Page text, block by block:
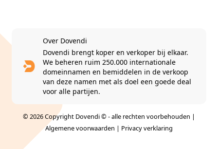
Over Dovendi
Dovendi brengt koper en verkoper bij elkaar.
We beheren ruim 250.000 internationale
domeinnamen en bemiddelen in de verkoop
van deze namen met als doel een goede deal
voor alle partijen.
© 2026 Copyright Dovendi © - alle rechten voorbehouden |
Algemene voorwaarden | Privacy verklaring